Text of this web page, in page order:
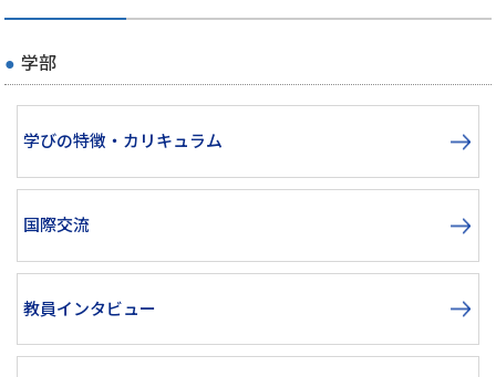
学部
学びの特徴・カリキュラム
国際交流
教員インタビュー